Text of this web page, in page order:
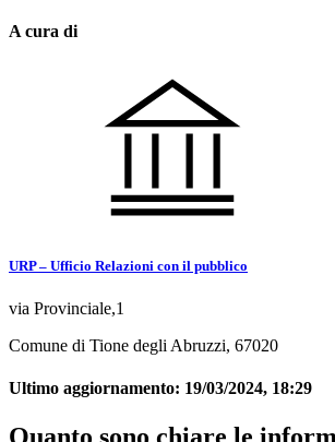
A cura di
URP – Ufficio Relazioni con il pubblico
via Provinciale,1
Comune di Tione degli Abruzzi, 67020
Ultimo aggiornamento: 19/03/2024, 18:29
Quanto sono chiare le